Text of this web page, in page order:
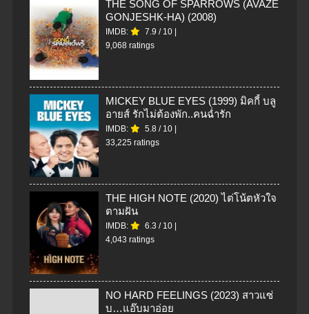
THE SONG OF SPARROWS (AVAZE
GONJESHK-HA) (2008)
IMDB: 7.9 / 10
9,068 ratings
MICKEY BLUE EYES (1999) มิคกี้ บลู
อายส์ รักไม่ต้องพัก..คนฉ่ำรัก
IMDB: 5.8 / 10
33,225 ratings
THE HIGH NOTE (2020) ไต่โน้ตหัวใจ
ตามฝัน
IMDB: 6.3 / 10
4,043 ratings
NO HARD FEELINGS (2023) สาวแซ่
บ…แอ๊บมาอ่อย